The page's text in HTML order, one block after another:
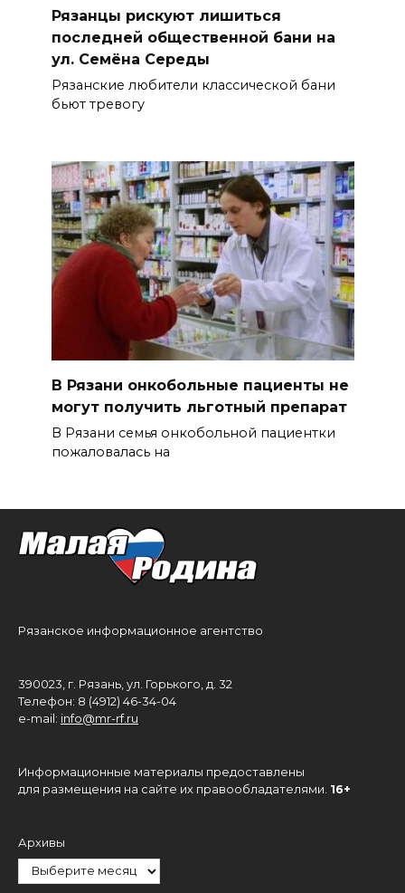
Рязанцы рискуют лишиться
последней общественной бани на
ул. Семёна Середы
Рязанские любители классической бани
бьют тревогу
В Рязани онкобольные пациенты не
могут получить льготный препарат
В Рязани семья онкобольной пациентки
пожаловалась на
Рязанское информационное агентство
390023, г. Рязань, ул. Горького, д. 32
Телефон: 8 (4912) 46-34-04
e-mail: info@mr-rf.ru
Информационные материалы предоставлены
для размещения на сайте их правообладателями. 16+
Архивы